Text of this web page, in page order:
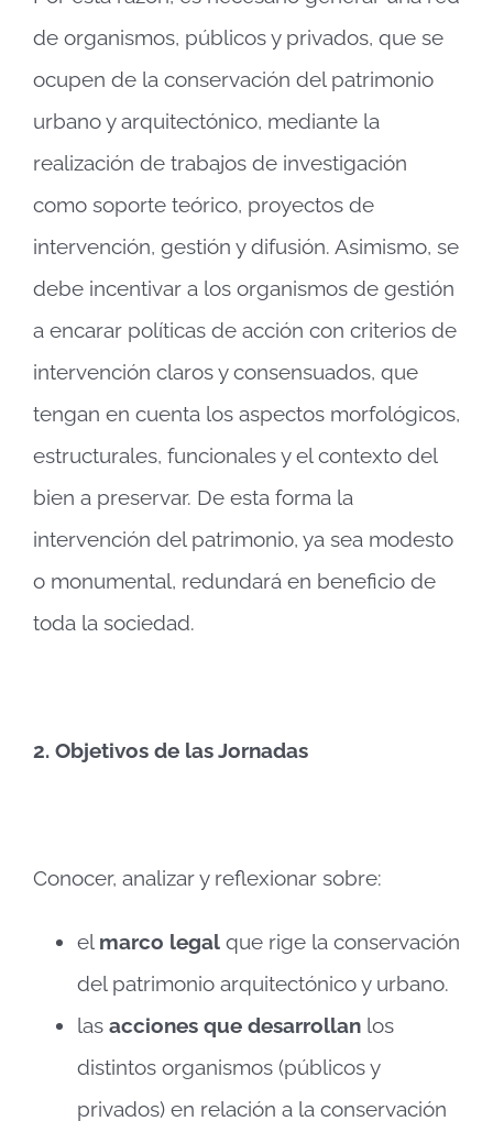
de organismos, públicos y privados, que se
ocupen de la conservación del patrimonio
urbano y arquitectónico, mediante la
realización de trabajos de investigación
como soporte teórico, proyectos de
intervención, gestión y difusión. Asimismo, se
debe incentivar a los organismos de gestión
a encarar políticas de acción con criterios de
intervención claros y consensuados, que
tengan en cuenta los aspectos morfológicos,
estructurales, funcionales y el contexto del
bien a preservar. De esta forma la
intervención del patrimonio, ya sea modesto
o monumental, redundará en beneficio de
toda la sociedad.
2. Objetivos de las Jornadas
Conocer, analizar y reflexionar sobre:
el marco legalque rige la conservación
del patrimonio arquitectónico y urbano.
las acciones que desarrollanlos
distintos organismos (públicos y
privados) en relación a la conservación